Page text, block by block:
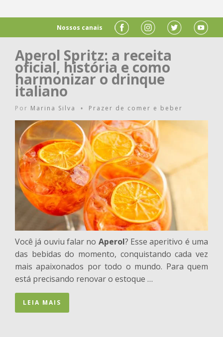
Nossos canais
Aperol Spritz: a receita
oficial, história e como
harmonizar o drinque
italiano
Por Marina Silva • Prazer de comer e beber
Você já ouviu falar no Aperol? Esse aperitivo é uma
das bebidas do momento, conquistando cada vez
mais apaixonados por todo o mundo. Para quem
está precisando renovar o estoque …
LEIA MAIS